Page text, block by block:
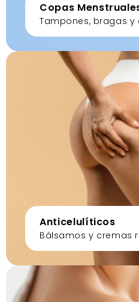
Copas
Tampones, bragas y
Anticelulíticos
Bálsamos y cremas